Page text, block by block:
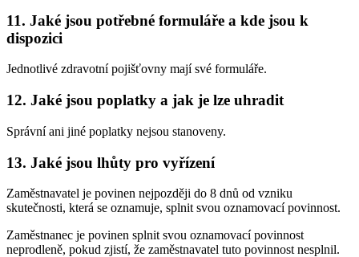
11. Jaké jsou potřebné formuláře a kde jsou k
dispozici
Jednotlivé zdravotní pojišťovny mají své formuláře.
12. Jaké jsou poplatky a jak je lze uhradit
Správní ani jiné poplatky nejsou stanoveny.
13. Jaké jsou lhůty pro vyřízení
Zaměstnavatel je povinen nejpozději do 8 dnů od vzniku
skutečnosti, která se oznamuje, splnit svou oznamovací povinnost.
Zaměstnanec je povinen splnit svou oznamovací povinnost
neprodleně, pokud zjistí, že zaměstnavatel tuto povinnost nesplnil.